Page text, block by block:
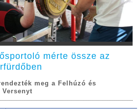
mérte össze az
meg a Felhúzó és
Versenyt